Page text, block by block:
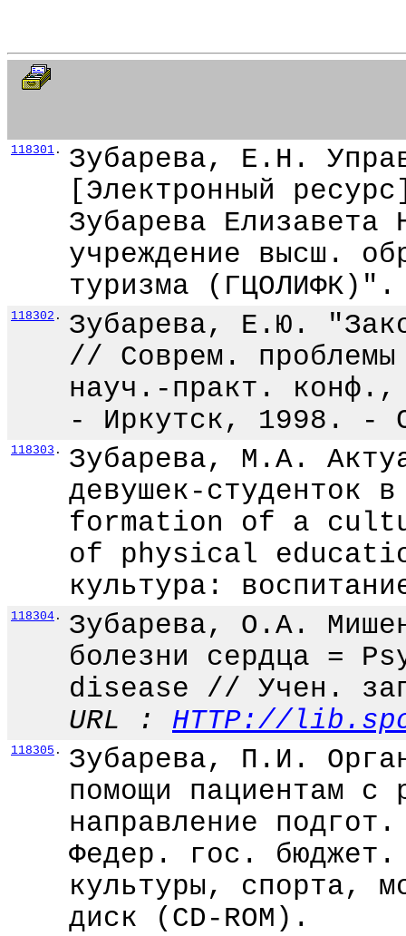
118301 .
Зубарева, Е.Н.
[Электронный
Зубарева
учреждение высш.
туризма
118302 .
Зубарева, Е.Ю.
// Соврем. проблемы
науч.-практ. конф.,
- Иркутск, 1998. -
118303 .
Зубарева, М.А.
девушек-студенток
formation of a
of physical
культура:
118304 .
Зубарева, О.А.
болезни сердца =
disease // Учен.
URL : HTTP://
118305 .
Зубарева, П.И.
помощи пациентам
направление
Федер. гос.
культуры, спорта,
диск (CD-ROM).